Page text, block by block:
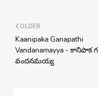
OLDER
Kaanipaka Ganapathi
Vandanamayya - కానిపాక
వందనమయ్య